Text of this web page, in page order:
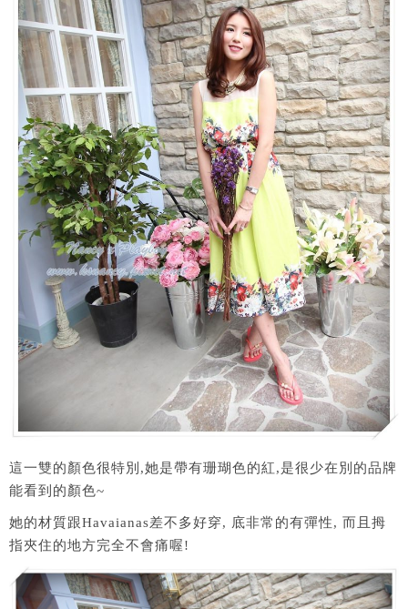
這一雙的顏色很特別,她是帶有珊瑚色的紅,是很少在別的品牌
能看到的顏色~
她的材質跟Havaianas差不多好穿, 底非常的有彈性, 而且拇
指夾住的地方完全不會痛喔!